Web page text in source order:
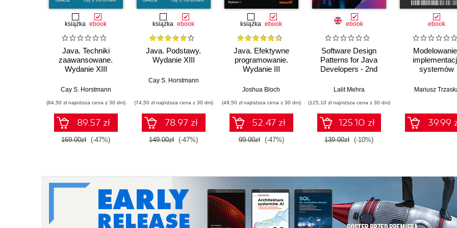
książka ebook
Java. Techniki
zaawansowane.
Wydanie XIII
Cay S. Horstmann
(84,50 zł najniższa cena z 30 dni)
89.57 zł
169.00zł (-47%)
książka ebook
Java. Podstawy.
Wydanie XIII
Cay S. Horstmann
(74,50 zł najniższa cena z 30 dni)
78.97 zł
149.00zł (-47%)
książka ebook
Java. Efektywne
programowanie.
Wydanie III
Joshua Bloch
(49,50 zł najniższa cena z 30 dni)
52.47 zł
99.00zł (-47%)
ebook
Software Design
Patterns for Java
Developers - 2nd
Lalit Mehra
(125,10 zł najniższa cena z 30 dni)
125.10 zł
139.00zł (-10%)
ebook
systemów
Mariusz
39.99